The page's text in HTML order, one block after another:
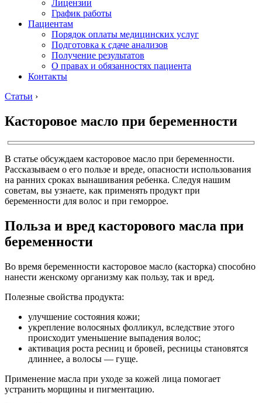
Лицензии
График работы
Пациентам
Порядок оплаты медицинских услуг
Подготовка к сдаче анализов
Получение результатов
О правах и обязанностях пациента
Контакты
Статьи ›
Касторовое масло при беременности
В статье обсуждаем касторовое масло при беременности.
Рассказываем о его пользе и вреде, опасности использования
на ранних сроках вынашивания ребенка. Следуя нашим
советам, вы узнаете, как применять продукт при
беременности для волос и при геморрое.
Польза и вред касторового масла при
беременности
Во время беременности касторовое масло (касторка) способно
нанести женскому организму как пользу, так и вред.
Полезные свойства продукта:
улучшение состояния кожи;
укрепление волосяных фолликул, вследствие этого
происходит уменьшение выпадения волос;
активация роста ресниц и бровей, ресницы становятся
длиннее, а волосы — гуще.
Применение масла при уходе за кожей лица помогает
устранить морщины и пигментацию.